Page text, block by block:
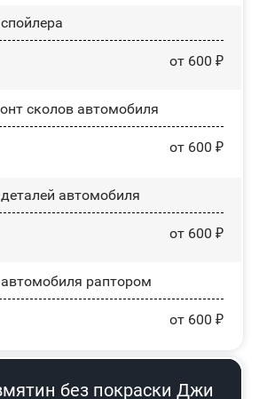
от 600 ₽
сколов автомобиля
от 600 ₽
автомобиля
от 600 ₽
раптором
от 600 ₽
без покраски Джи